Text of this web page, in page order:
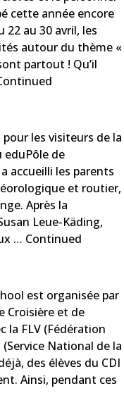
cette année encore
22 au 30 avril, les
autour du thème «
partout ! Qu’il
les visiteurs de la
eduPôle de
accueilli les parents
et routier,
Après la
Leue-Käding,
… Continued
est organisée par
Croisière et de
la FLV (Fédération
National de la
des élèves du CDI
Ainsi, pendant ces